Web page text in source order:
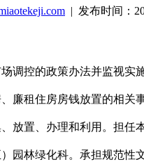
| 发布时间：
控的政策办法并监视实施
廉租住房房钱放置的相关
放置、办理和利用。担任
园林绿化科。承担规范性